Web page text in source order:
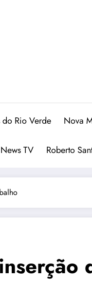
do Rio Verde Nova
News TV Roberto